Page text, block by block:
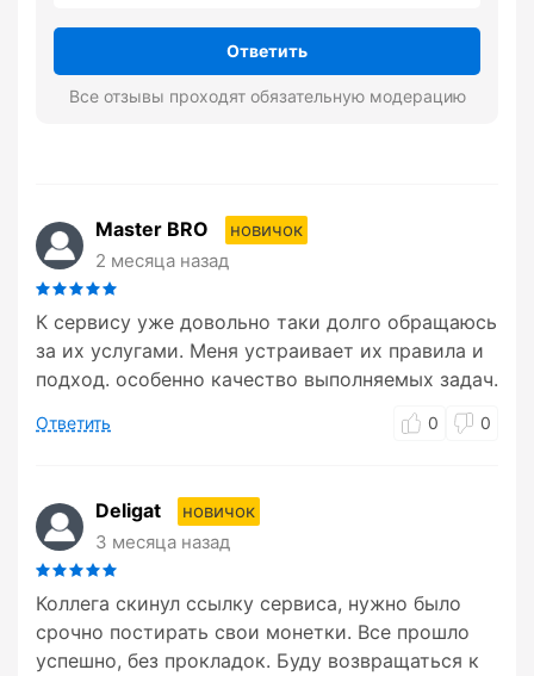
Ответить
Все отзывы проходят обязательную модерацию
Master BRO
новичок
2 месяца назад
К сервису уже довольно таки долго обращаюсь
за их услугами. Меня устраивает их правила и
подход. особенно качество выполняемых задач.
Ответить 0 0
Deligat
новичок
3 месяца назад
Коллега скинул ссылку сервиса, нужно было
срочно постирать свои монетки. Все прошло
успешно, без прокладок. Буду возвращаться к